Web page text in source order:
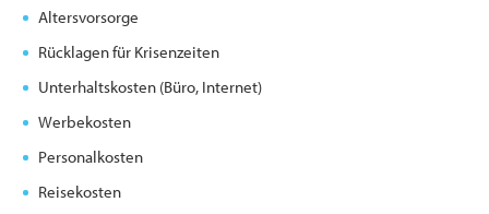
Altersvorsorge
Rücklagen für Krisenzeiten
Unterhaltskosten (Büro, Internet)
Werbekosten
Personalkosten
Reisekosten